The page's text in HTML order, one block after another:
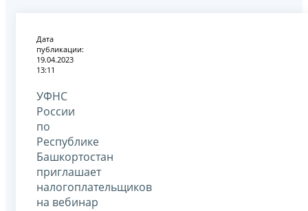
Дата
публикации:
19.04.2023
13:11
УФНС
России
по
Республике
Башкортостан
приглашает
налогоплательщиков
на вебинар